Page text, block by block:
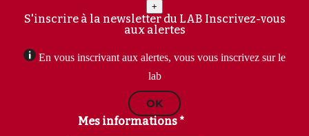
+
S'inscrire à la newsletter du LAB Inscrivez-vous
aux alertes
En vous inscrivant aux alertes, vous vous inscrivez sur le
lab
OK
Mes informations *